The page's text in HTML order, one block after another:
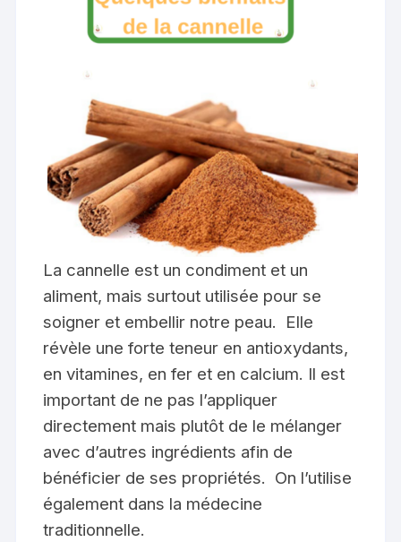
La cannelle est un condiment et un
aliment, mais surtout utilisée pour se
soigner et embellir notre peau. Elle
révèle une forte teneur en antioxydants,
en vitamines, en fer et en calcium. Il est
important de ne pas l’appliquer
directement mais plutôt de le mélanger
avec d’autres ingrédients afin de
bénéficier de ses propriétés. On l’utilise
également dans la médecine
traditionnelle.